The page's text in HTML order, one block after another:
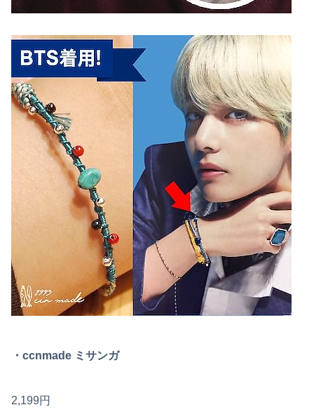
・ccnmade ミサンガ
2,199円